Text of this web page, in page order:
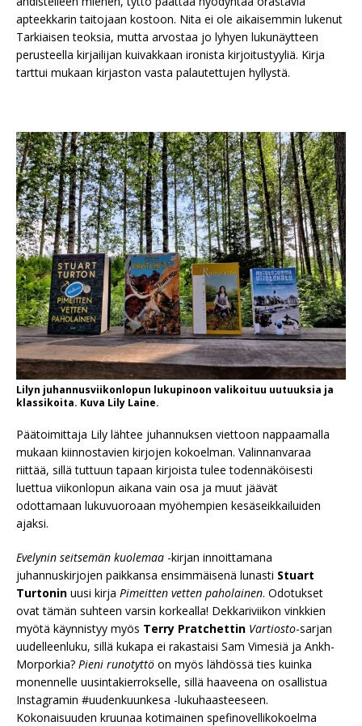
apteekkarin taitojaan kostoon. Nita ei ole aikaisemmin lukenut
Tarkiaisen teoksia, mutta arvostaa jo lyhyen lukunäytteen
perusteella kirjailijan kuivakkaan ironista kirjoitustyyliä. Kirja
tarttui mukaan kirjaston vasta palautettujen hyllystä.
Lilyn juhannusviikonlopun lukupinoon valikoituu uutuuksia ja
klassikoita. Kuva Lily Laine.
Päätoimittaja Lily lähtee juhannuksen viettoon nappaamalla
mukaan kiinnostavien kirjojen kokoelman. Valinnanvaraa
riittää, sillä tuttuun tapaan kirjoista tulee todennäköisesti
luettua viikonlopun aikana vain osa ja muut jäävät
odottamaan lukuvuoroaan myöhempien kesäseikkailuiden
ajaksi.
Evelynin seitsemän kuolemaa -kirjan innoittamana
juhannuskirjojen paikkansa ensimmäisenä lunasti Stuart
Turtonin uusi kirja Pimeitten vetten paholainen. Odotukset
ovat tämän suhteen varsin korkealla! Dekkariviikon vinkkien
myötä käynnistyy myös Terry Pratchettin Vartiosto-sarjan
uudelleenluku, sillä kukapa ei rakastaisi Sam Vimesiä ja Ankh-
Morporkia? Pieni runotyttö on myös lähdössä ties kuinka
monennelle uusintakierrokselle, sillä haaveena on osallistua
Instagramin #uudenkuunkesa -lukuhaasteeseen.
Kokonaisuuden kruunaa kotimainen spefinovellikokoelma